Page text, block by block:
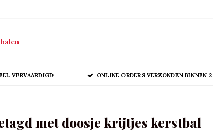
VERVAARDIGD ONLINE ORDERS VERZONDEN BINNEN
met doosje krijtjes kerstbal